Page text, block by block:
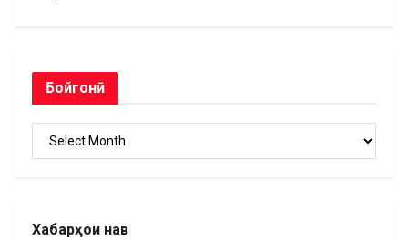
Бойгонӣ
Бойгонӣ
Хабарҳои нав